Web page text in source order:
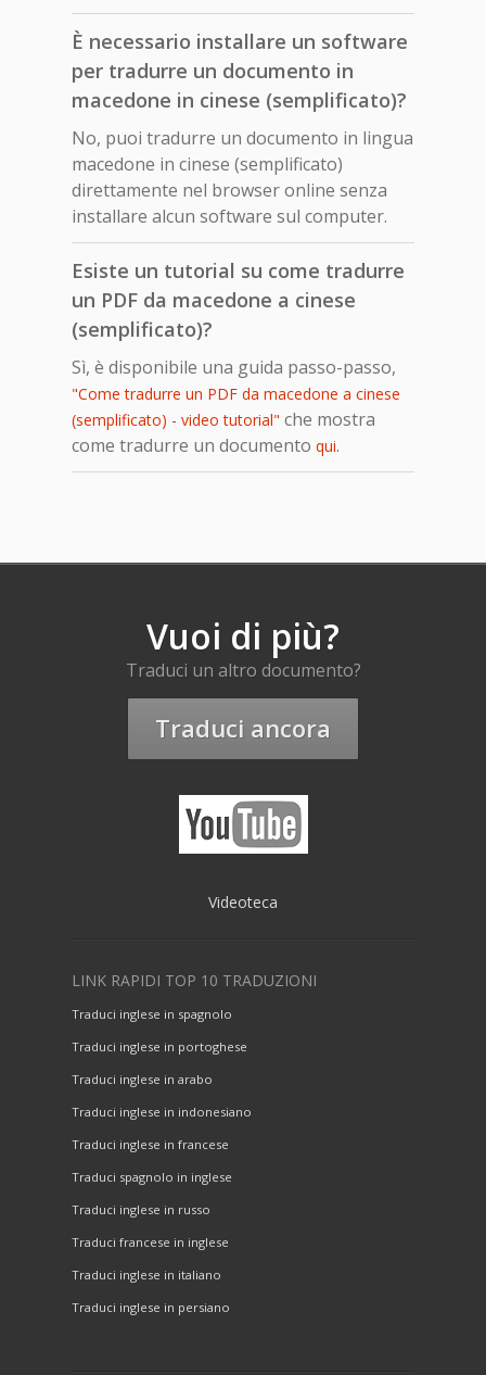
È necessario installare un software
per tradurre un documento in
macedone in cinese (semplificato)?
No, puoi tradurre un documento in lingua
macedone in cinese (semplificato)
direttamente nel browser online senza
installare alcun software sul computer.
Esiste un tutorial su come tradurre
un PDF da macedone a cinese
(semplificato)?
Sì, è disponibile una guida passo-passo,
"Come tradurre un PDF da macedone a cinese
(semplificato) - video tutorial" che mostra
come tradurre un documento qui.
Vuoi di più?
Traduci un altro documento?
Traduci ancora
Videoteca
LINK RAPIDI TOP 10 TRADUZIONI
Traduci inglese in spagnolo
Traduci inglese in portoghese
Traduci inglese in arabo
Traduci inglese in indonesiano
Traduci inglese in francese
Traduci spagnolo in inglese
Traduci inglese in russo
Traduci francese in inglese
Traduci inglese in italiano
Traduci inglese in persiano